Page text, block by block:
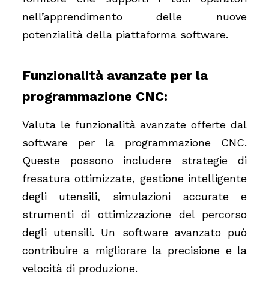
nell’apprendimento delle nuove
potenzialità della piattaforma software.
Funzionalità avanzate per la
programmazione CNC:
Valuta le funzionalità avanzate offerte dal
software per la programmazione CNC.
Queste possono includere strategie di
fresatura ottimizzate, gestione intelligente
degli utensili, simulazioni accurate e
strumenti di ottimizzazione del percorso
degli utensili. Un software avanzato può
contribuire a migliorare la precisione e la
velocità di produzione.